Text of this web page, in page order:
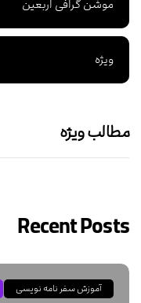
موشن گرافی اربعین
ویژه
مطالب ویژه
Recent Posts
آموزش سفر نامه نویسی